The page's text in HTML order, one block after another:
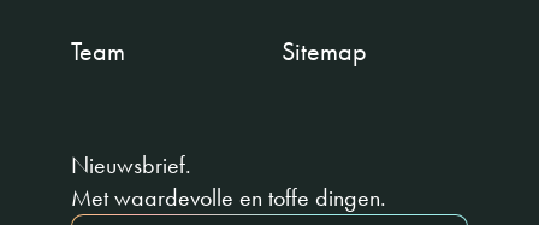
Team
Sitemap
Nieuwsbrief.
Met waardevolle en toffe dingen.